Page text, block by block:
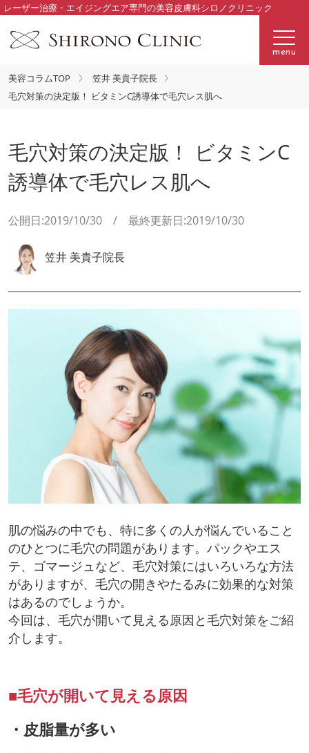
レーザー治療・エイジングエア専門の美容皮膚科シロノクリニック
menu
美容コラムTOP
笠井 美貴子院長
毛穴対策の決定版！ ビタミンC誘導体で毛穴レス肌へ
毛穴対策の決定版！ ビタミンC
誘導体で毛穴レス肌へ
公開日:2019/10/30 / 最終更新日:2019/10/30
笠井 美貴子院長
肌の悩みの中でも、特に多くの人が悩んでいること
のひとつに毛穴の問題があります。パックやエス
テ、ゴマージュなど、毛穴対策にはいろいろな方法
がありますが、毛穴の開きやたるみに効果的な対策
はあるのでしょうか。
今回は、毛穴が開いて見える原因と毛穴対策をご紹
介します。
■毛穴が開いて見える原因
・皮脂量が多い